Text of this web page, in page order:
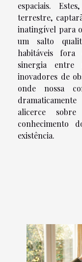
espaciais.
terrestre,
inatingível para
um salto
habitáveis fora
sinergia entre
inovadores de
onde nossa
alicerce
conhecimento
existência.